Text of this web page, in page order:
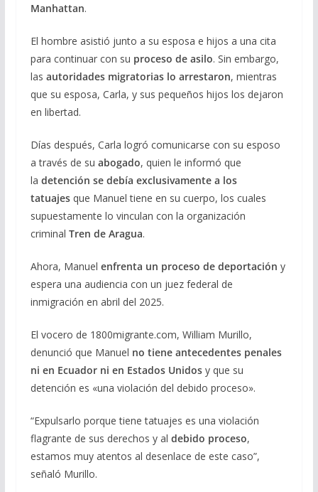
Manhattan.
El hombre asistió junto a su esposa e hijos a una cita
para continuar con su proceso de asilo. Sin embargo,
las autoridades migratorias lo arrestaron, mientras
que su esposa, Carla, y sus pequeños hijos los dejaron
en libertad.
Días después, Carla logró comunicarse con su esposo
a través de su abogado, quien le informó que
la detención se debía exclusivamente a los
tatuajesque Manuel tiene en su cuerpo, los cuales
supuestamente lo vinculan con la organización
criminal Tren de Aragua.
Ahora, Manuel enfrenta un proceso de deportación y
espera una audiencia con un juez federal de
inmigración en abril del 2025.
El vocero de 1800migrante.com, William Murillo,
denunció que Manuel no tiene antecedentes penales
ni en Ecuador ni en Estados Unidosy que su
detención es «una violación del debido proceso».
“Expulsarlo porque tiene tatuajes es una violación
flagrante de sus derechos y al debido proceso,
estamos muy atentos al desenlace de este caso”,
señaló Murillo.